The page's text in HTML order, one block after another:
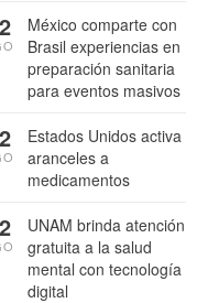
México comparte con
Brasil experiencias en
preparación sanitaria
para eventos masivos
Estados Unidos activa
aranceles a
medicamentos
UNAM brinda atención
gratuita a la salud
mental con tecnología
digital